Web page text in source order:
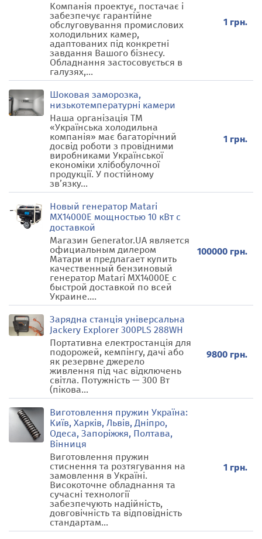
Компанія проектує, постачає і
забезпечує гарантійне
обслуговування промислових
холодильних камер,
адаптованих під конкретні
завдання Вашого бізнесу.
Обладнання застосовується в
галузях,...
1 грн.
Шоковая заморозка,
низькотемпературні камери
Наша організація ТМ
«Українська холодильна
компанія» має багаторічний
досвід роботи з провідними
виробниками Української
економіки хлібобулочної
продукції. У постійному
зв’язку...
1 грн.
Новый генератор Matari
MX14000E мощностью 10 кВт с
доставкой
Магазин Generator.UA является
официальным дилером
Матари и предлагает купить
качественный бензиновый
генератор Matari MX14000E с
быстрой доставкой по всей
Украине....
100000 грн.
Зарядна станція універсальна
Jackery Explorer 300PLS 288WH
Портативна електростанція для
подорожей, кемпінгу, дачі або
як резервне джерело
живлення під час відключень
світла. Потужність — 300 Вт
(пікова...
9800 грн.
Виготовлення пружин Україна:
Київ, Харків, Львів, Дніпро,
Одеса, Запоріжжя, Полтава,
Вінниця
Виготовлення пружин
стиснення та розтягування на
замовлення в Україні.
Високоточне обладнання та
сучасні технології
забезпечують надійність,
довговічність та відповідність
стандартам...
1 грн.